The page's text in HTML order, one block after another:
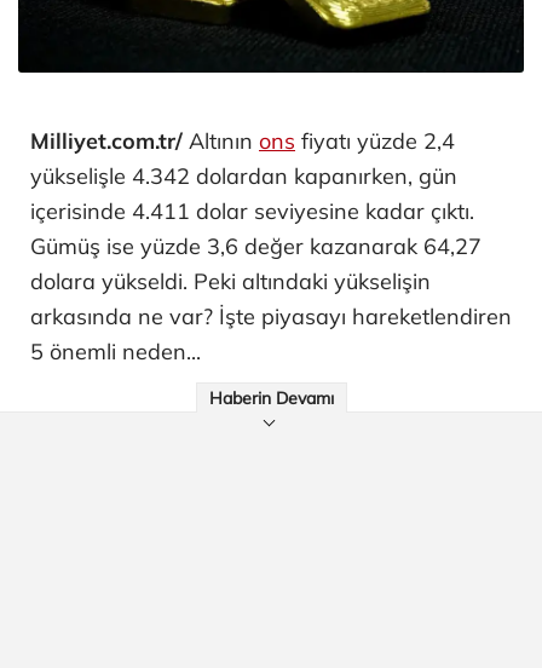
Milliyet.com.tr/ Altının ons fiyatı yüzde 2,4
yükselişle 4.342 dolardan kapanırken, gün
içerisinde 4.411 dolar seviyesine kadar çıktı.
Gümüş ise yüzde 3,6 değer kazanarak 64,27
dolara yükseldi. Peki altındaki yükselişin
arkasında ne var? İşte piyasayı hareketlendiren
5 önemli neden...
Haberin Devamı